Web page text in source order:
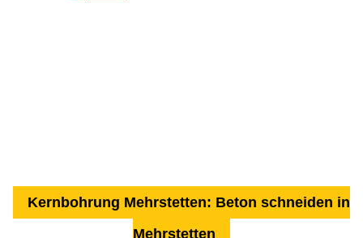
Kernbohrung Mehrstetten: Beton schneiden in
Mehrstetten